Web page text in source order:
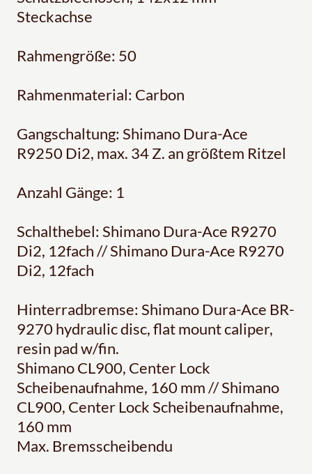
Steckachse
Rahmengröße: 50
Rahmenmaterial: Carbon
Gangschaltung: Shimano Dura-Ace
R9250 Di2, max. 34 Z. an größtem Ritzel
Anzahl Gänge: 1
Schalthebel: Shimano Dura-Ace R9270
Di2, 12fach // Shimano Dura-Ace R9270
Di2, 12fach
Hinterradbremse: Shimano Dura-Ace BR-
9270 hydraulic disc, flat mount caliper,
resin pad w/fin.
Shimano CL900, Center Lock
Scheibenaufnahme, 160 mm // Shimano
CL900, Center Lock Scheibenaufnahme,
160 mm
Max. Bremsscheibendu